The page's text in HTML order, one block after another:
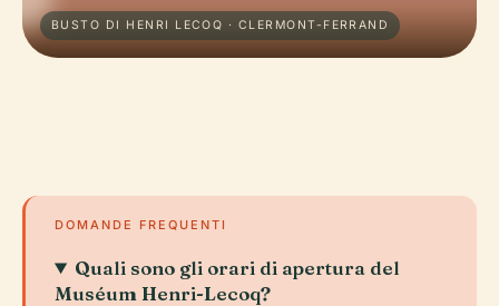
BUSTO DI HENRI LECOQ · CLERMONT-FERRAND
DOMANDE FREQUENTI
Quali sono gli orari di apertura del
Muséum Henri-Lecoq?